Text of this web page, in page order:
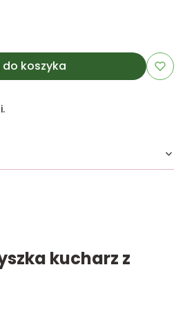
do koszyka
kucharz z